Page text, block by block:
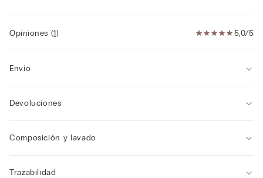
estructura diferentes, para brindar mayor confort y sujeción.5,0/5
Opiniones (1)
Envío
Devoluciones
Composición y lavado
Trazabilidad